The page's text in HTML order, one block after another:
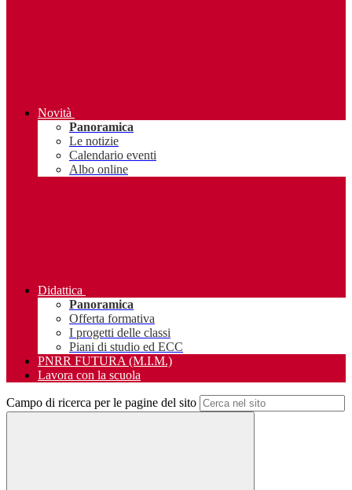
Novità
Panoramica
Le notizie
Calendario eventi
Albo online
Didattica
Panoramica
Offerta formativa
I progetti delle classi
Piani di studio ed ECC
PNRR FUTURA (M.I.M.)
Lavora con la scuola
Campo di ricerca per le pagine del sito